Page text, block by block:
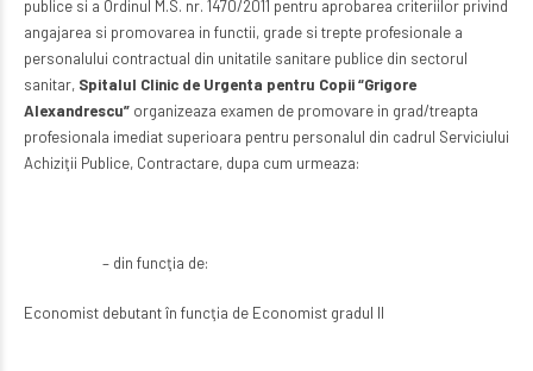
publice si a Ordinul M.S. nr. 1470/2011 pentru aprobarea criteriilor privind
angajarea si promovarea in functii, grade si trepte profesionale a
personalului contractual din unitatile sanitare publice din sectorul
sanitar, Spitalul Clinic de Urgenta pentru Copii “Grigore
Alexandrescu” organizeaza examen de promovare in grad/treapta
profesionala imediat superioara pentru personalul din cadrul Serviciului
Achiziţii Publice, Contractare, dupa cum urmeaza:
– din funcţia de:
Economist debutant în funcţia de Economist gradul II